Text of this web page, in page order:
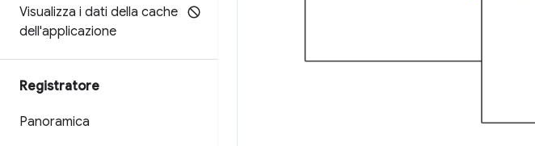
Visualizza i dati della cache
dell'applicazione
Registratore
Panoramica